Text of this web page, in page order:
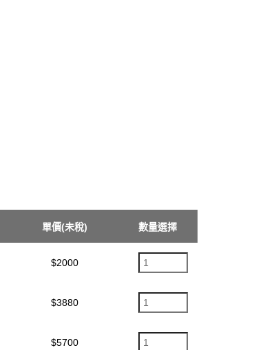
單價(未稅) 數量選擇
$2000
$3880
$5700